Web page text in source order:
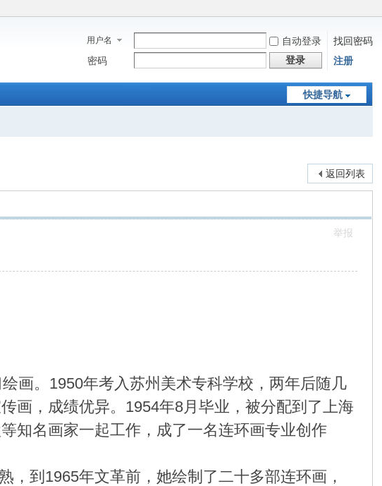
用户名 自动登录
找回密码
密码
登录 注册
快捷导航
返回列表
举报
画。1950年考入苏州美术专科学校，两年后随几
画，成绩优异。1954年8月毕业，被分配到了上海
知名画家一起工作，成了一名连环画专业创作
到1965年文革前，她绘制了二十多部连环画，